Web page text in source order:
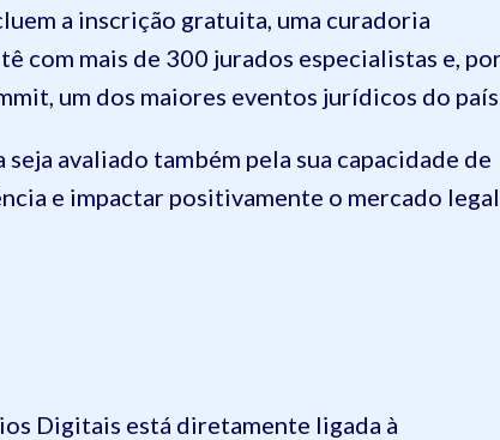
a inscrição gratuita, uma curadoria
com mais de 300 jurados especialistas e,
um dos maiores eventos jurídicos do
avaliado também pela sua capacidade de
e impactar positivamente o mercado legal
Digitais está diretamente ligada à